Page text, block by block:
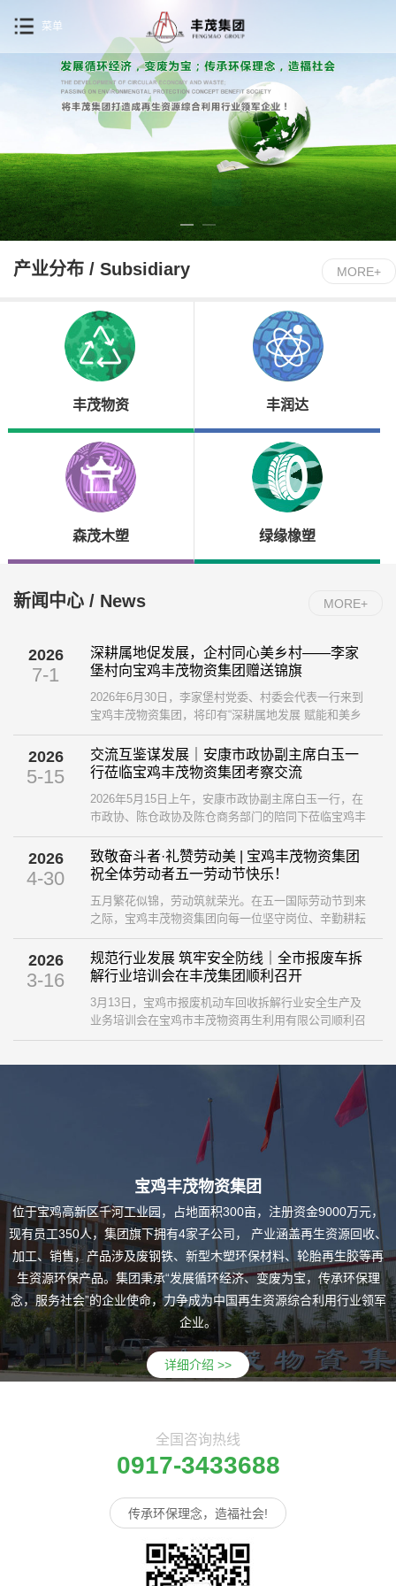
菜单
MORE+
产业分布 / Subsidiary
丰茂物资 丰润达
森茂木塑 绿缘橡塑
MORE+
新闻中心 / News
2026
7-1
深耕属地促发展，企村同心美乡村——李家
堡村向宝鸡丰茂物资集团赠送锦旗
2026年6月30日，李家堡村党委、村委会代表一行来到
宝鸡丰茂物资集团，将印有“深耕属地发展 赋能和美乡
村”的鲜红锦旗送到集团，以此感谢企业长久以来扎根地
方、助力乡村建设的暖心举措。 ...
2026
5-15
交流互鉴谋发展｜安康市政协副主席白玉一
行莅临宝鸡丰茂物资集团考察交流
2026年5月15日上午，安康市政协副主席白玉一行，在
市政协、陈仓政协及陈仓商务部门的陪同下莅临宝鸡丰
茂物资集团，开展再生资源产业发展学习考察交流活
动。集团副董事长王涛、总经理贾伟携集团领导班子成
员及部门负责人全程陪同参访。 ...
2026
4-30
致敬奋斗者·礼赞劳动美 | 宝鸡丰茂物资集团
祝全体劳动者五一劳动节快乐！
五月繁花似锦，劳动筑就荣光。在五一国际劳动节到来
之际，宝鸡丰茂物资集团向每一位坚守岗位、辛勤耕耘
的劳动者，致以最诚挚的节日问候与最崇高的敬意！ ...
2026
3-16
规范行业发展 筑牢安全防线｜全市报废车拆
解行业培训会在丰茂集团顺利召开
3月13日，宝鸡市报废机动车回收拆解行业安全生产及
业务培训会在宝鸡市丰茂物资再生利用有限公司顺利召
开。本次会议由市商务局组织，聚焦行业安全监管、规
资质企业负责人及安全、业务骨干参会，市消防救援支
队、市车管所、市级安全生产专家莅临指导。 ...
宝鸡丰茂物资集团
位于宝鸡高新区千河工业园，占地面积300亩，注册资金9000万元，
现有员工350人，集团旗下拥有4家子公司， 产业涵盖再生资源回收、
加工、销售，产品涉及废钢铁、新型木塑环保材料、轮胎再生胶等再
生资源环保产品。集团秉承“发展循环经济、变废为宝，传承环保理
念，服务社会”的企业使命，力争成为中国再生资源综合利用行业领军
企业。
详细介绍 >>
全国咨询热线
0917-3433688
传承环保理念，造福社会!